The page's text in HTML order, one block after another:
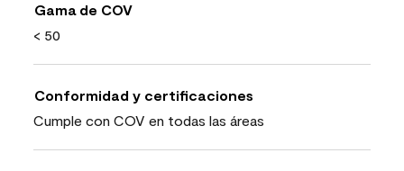
Gama de COV
< 50
Conformidad y certificaciones
Cumple con COV en todas las áreas